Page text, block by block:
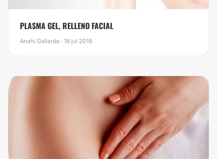
PLASMA GEL, RELLENO FACIAL
Anahí Gallardo · 16 jul 2019